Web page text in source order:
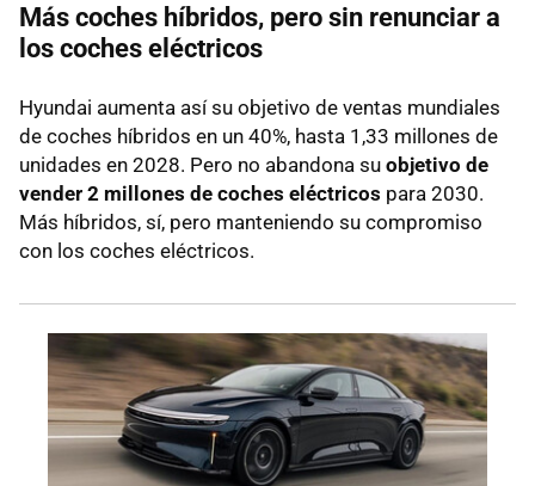
Más coches híbridos, pero sin renunciar a
los coches eléctricos
Hyundai aumenta así su objetivo de ventas mundiales
de coches híbridos en un 40%, hasta 1,33 millones de
unidades en 2028. Pero no abandona su objetivo de
vender 2 millones de coches eléctricos para 2030.
Más híbridos, sí, pero manteniendo su compromiso
con los coches eléctricos.